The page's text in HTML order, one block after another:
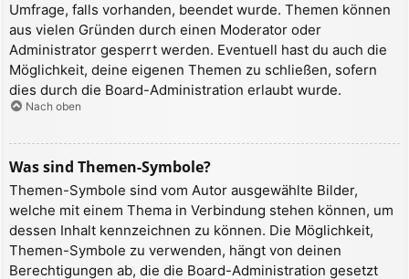
Umfrage, falls vorhanden, beendet wurde. Themen können
aus vielen Gründen durch einen Moderator oder
Administrator gesperrt werden. Eventuell hast du auch die
Möglichkeit, deine eigenen Themen zu schließen, sofern
dies durch die Board-Administration erlaubt wurde.
Nach oben
Was sind Themen-Symbole?
Themen-Symbole sind vom Autor ausgewählte Bilder,
welche mit einem Thema in Verbindung stehen können, um
dessen Inhalt kennzeichnen zu können. Die Möglichkeit,
Themen-Symbole zu verwenden, hängt von deinen
Berechtigungen ab, die die Board-Administration gesetzt